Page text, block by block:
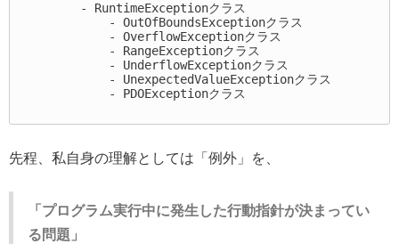
        - RuntimeExceptionクラス
            - OutOfBoundsExceptionクラス
            - OverflowExceptionクラス
            - RangeExceptionクラス
            - UnderflowExceptionクラス
            - UnexpectedValueExceptionクラス
            - PDOExceptionクラス
先程、私自身の理解としては「例外」を、
「プログラム実行中に発生した行動指針が決まってい
る問題」